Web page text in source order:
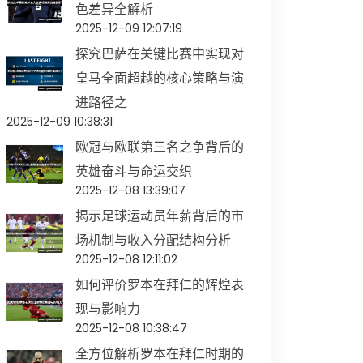
色差异全解析
2025-12-09 12:07:19
探究巴萨在关键比赛中实现对
皇马全面超越的核心策略与演
进路径之
2025-12-09 10:38:31
欧冠与欧联第三名之争背后的
英雄奋斗与命运交织
2025-12-08 13:39:07
揭示足球运动员年薪背后的市
场机制与收入分配结构分析
2025-12-08 12:11:02
如何评价罗本在拜仁的辉煌表
现与影响力
2025-12-08 10:38:47
全方位解析罗本在拜仁时期的